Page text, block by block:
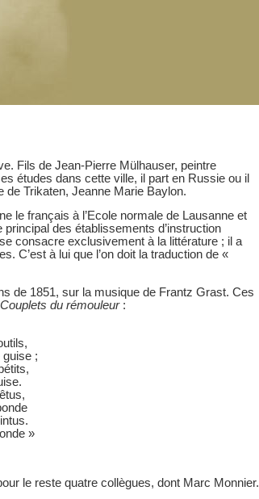
Fils de Jean-Pierre Mülhauser, peintre
études dans cette ville, il part en Russie ou il
de Trikaten, Jeanne Marie Baylon.
le français à l’Ecole normale de Lausanne et
des établissements d’instruction
consacre exclusivement à la littérature ; il a
C’est à lui que l’on doit la traduction de «
de 1851, sur la musique de Frantz Grast. Ces
Couplets du rémouleur:
;
»
le reste quatre collègues, dont Marc Monnier.